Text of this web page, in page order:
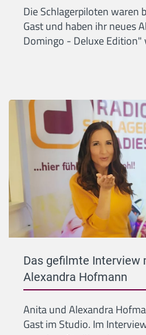
Die Schlagerpiloten waren
Gast und haben ihr neues
Domingo - Deluxe Edition"
Das gefilmte Interview
Alexandra Hofmann
Anita und Alexandra
Gast im Studio. Im